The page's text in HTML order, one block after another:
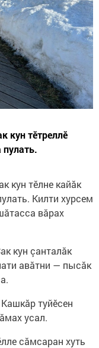
кун тӗтреллӗ
пулать.
кун тӗлне кайăк
Килти хурсем
вăрах
кун çанталăк
авăтни — пысăк
туйӗсен
усал.
сăмсаран хуть